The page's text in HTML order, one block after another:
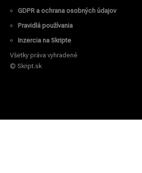
GDPR a ochrana osobných údajov
Pravidlá používania
Inzercia na Skripte
Všetky práva vyhradené
© Skript.sk